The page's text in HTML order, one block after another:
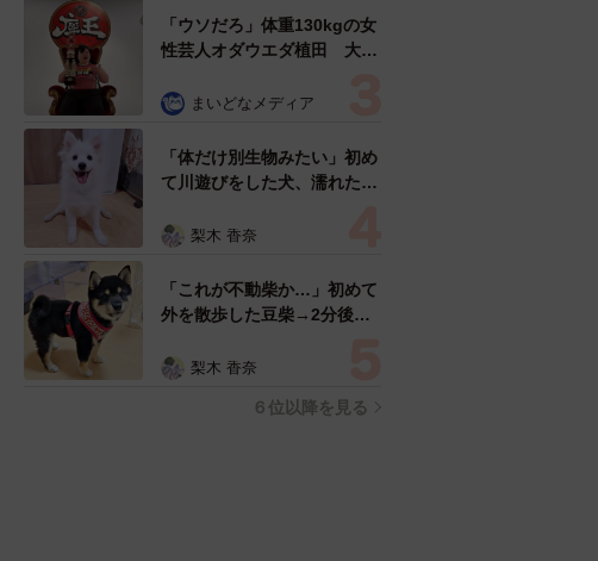
ぬ申し出【漫画】
「ウソだろ」体重130kgの女
性芸人オダウエダ植田 大学
で」 まいどなメディア
「体だけ別生物みたい」初め
て川遊びをした犬、濡れた直
だ！」「河童だ」「毛刈りさ
梨木 香奈
「これが不動柴か…」初めて
外を散歩した豆柴→2分後、
ぎる」「ぬいぐるみみたい」
梨木 香奈
６位以降を見る